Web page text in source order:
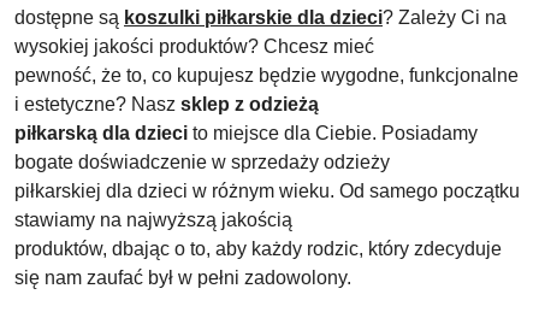
dostępne są koszulki piłkarskie dla dzieci? Zależy Ci na
wysokiej jakości produktów? Chcesz mieć
pewność, że to, co kupujesz będzie wygodne, funkcjonalne
i estetyczne? Nasz sklep z odzieżą
piłkarską dla dzieci to miejsce dla Ciebie. Posiadamy
bogate doświadczenie w sprzedaży odzieży
piłkarskiej dla dzieci w różnym wieku. Od samego początku
stawiamy na najwyższą jakością
produktów, dbając o to, aby każdy rodzic, który zdecyduje
się nam zaufać był w pełni zadowolony.